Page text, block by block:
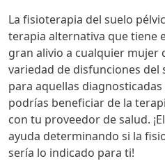
La fisioterapia del suelo
terapia alternativa que tiene
gran alivio a cualquier mujer
variedad de disfunciones del
para aquellas
podrías beneficiar de la
con tu proveedor de salud.
ayuda determinando si la
sería lo indicado para ti!